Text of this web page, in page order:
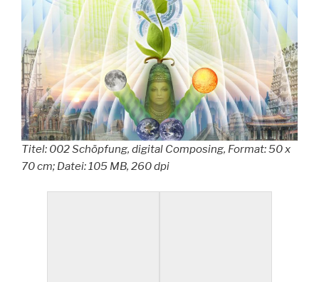
Titel: 002 Schöpfung, digital Composing, Format: 50 x
70 cm; Datei: 105 MB, 260 dpi